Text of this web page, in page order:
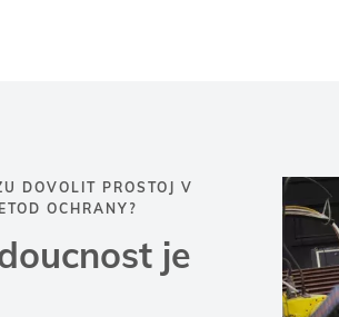
DOVOLIT PROSTOJ V
OCHRANY?
je